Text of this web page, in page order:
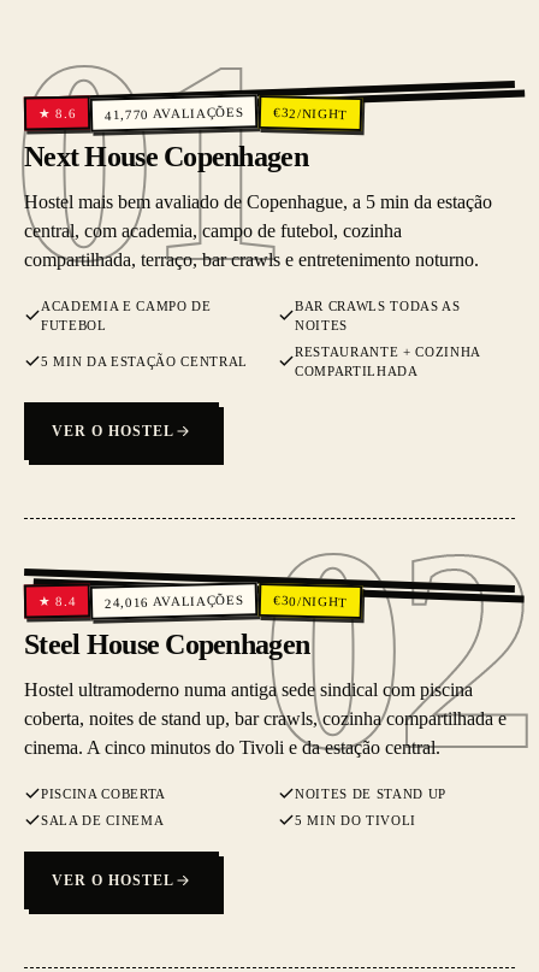
01
01
★8.6 41,770 AVALIAÇÕES €32/NIGHT
Next House Copenhagen
Hostel mais bem avaliado de Copenhague, a 5 min da estação
central, com academia, campo de futebol, cozinha
compartilhada, terraço, bar crawls e entretenimento noturno.
ACADEMIA E CAMPO DE
FUTEBOL
BAR CRAWLS TODAS AS
NOITES
5 MIN DA ESTAÇÃO CENTRAL
RESTAURANTE + COZINHA
COMPARTILHADA
VER O HOSTEL
02
02
★8.4 24,016 AVALIAÇÕES €30/NIGHT
Steel House Copenhagen
Hostel ultramoderno numa antiga sede sindical com piscina
coberta, noites de stand up, bar crawls, cozinha compartilhada e
cinema. A cinco minutos do Tivoli e da estação central.
PISCINA COBERTA
NOITES DE STAND UP
SALA DE CINEMA
5 MIN DO TIVOLI
VER O HOSTEL